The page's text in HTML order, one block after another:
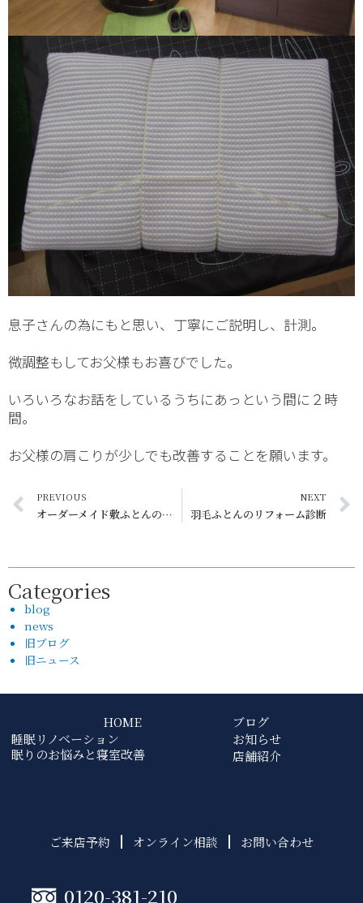
息子さんの為にもと思い、丁寧にご説明し、計測。
微調整もしてお父様もお喜びでした。
いろいろなお話をしているうちにあっという間に２時
間。
お父様の肩こりが少しでも改善することを願います。
PREVIOUS
オーダーメイド敷ふとんの入荷！
NEXT
羽毛ふとんのリフォーム診断
Categories
blog
news
旧ブログ
旧ニュース
HOME
睡眠リノベーション
眠りのお悩みと寝室改善
ブログ
お知らせ
店舗紹介
ご来店予約 オンライン相談 お問い合わせ
0120-381-210